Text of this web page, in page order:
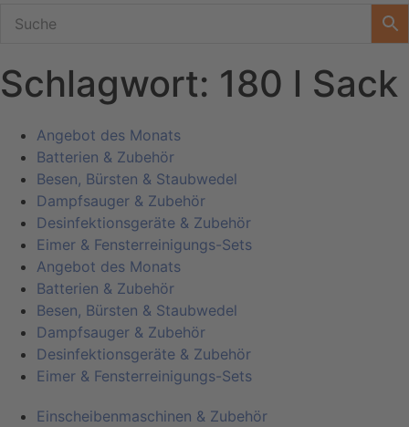
Schlagwort: 180 l Sack
Angebot des Monats
Batterien & Zubehör
Besen, Bürsten & Staubwedel
Dampfsauger & Zubehör
Desinfektionsgeräte & Zubehör
Eimer & Fensterreinigungs-Sets
Angebot des Monats
Batterien & Zubehör
Besen, Bürsten & Staubwedel
Dampfsauger & Zubehör
Desinfektionsgeräte & Zubehör
Eimer & Fensterreinigungs-Sets
Einscheibenmaschinen & Zubehör